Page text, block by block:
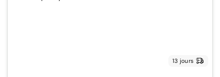
13 jours